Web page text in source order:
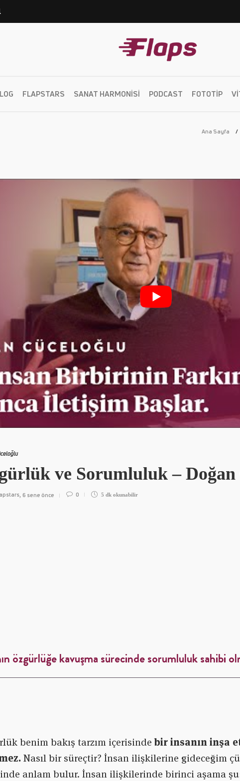
FLAPSTARS SANAT HARMONISI PODCAST FOTOTIP
Ana Sayfa
ve Sorumluluk – Doğan
6 sene önce 0 5 dk okunabilir
özgürlüğe kavuşma sürecinde sorumluluk sahibi
benim bakış tarzım içerisindebir insanın inşa
Nasıl bir süreçtir? İnsan ilişkilerine gideceğim
anlam bulur. İnsan ilişkilerinde birinci aşama